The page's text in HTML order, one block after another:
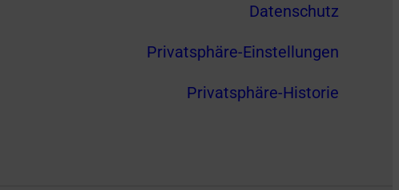
Datenschutz
Privatsphäre-Einstellungen
Privatsphäre-Historie